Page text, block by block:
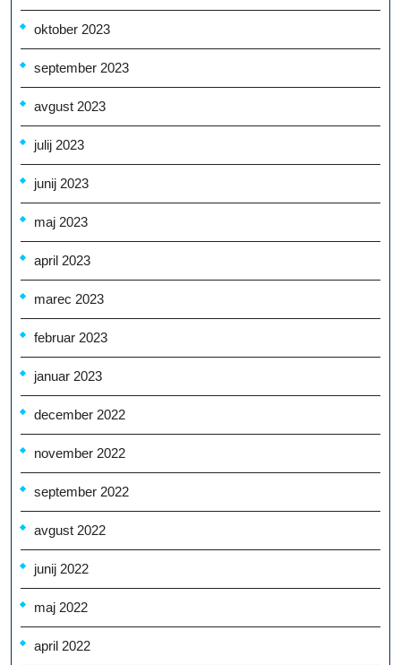
oktober 2023
september 2023
avgust 2023
julij 2023
junij 2023
maj 2023
april 2023
marec 2023
februar 2023
januar 2023
december 2022
november 2022
september 2022
avgust 2022
junij 2022
maj 2022
april 2022